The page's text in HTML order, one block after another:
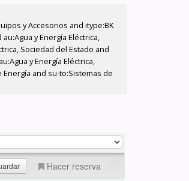
y Accesorios and itype:BK
y Energía Eléctrica,
Sociedad del Estado and
y Energía Eléctrica,
and su-to:Sistemas de
Hacer reserva